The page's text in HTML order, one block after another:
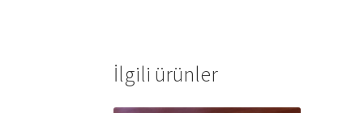
İlgili ürünler